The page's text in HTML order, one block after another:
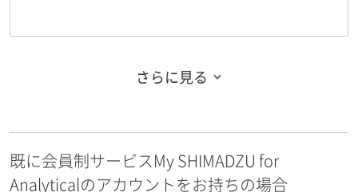
お名前フリガナ（名）
さらに見る
既に会員制サービスMy SHIMADZU for
Analyticalのアカウントをお持ちの場合